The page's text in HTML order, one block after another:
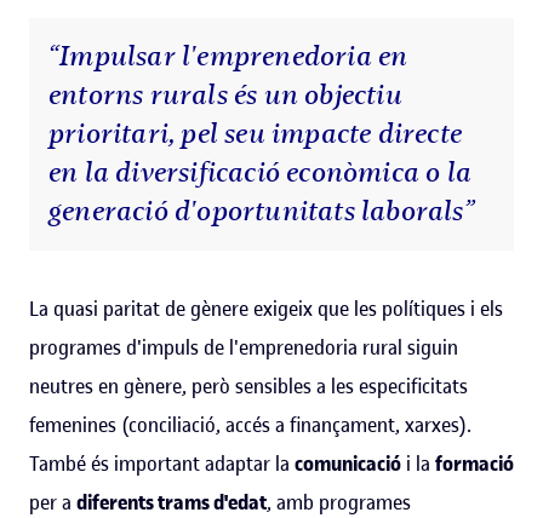
“Impulsar l'emprenedoria en
entorns rurals és un objectiu
prioritari, pel seu impacte directe
en la diversificació econòmica o la
generació d'oportunitats laborals”
La quasi paritat de gènere exigeix que les polítiques i els
programes d'impuls de l'emprenedoria rural siguin
neutres en gènere, però sensibles a les especificitats
femenines (conciliació, accés a finançament, xarxes).
També és important adaptar la comunicació i la formació
per a diferents trams d'edat, amb programes